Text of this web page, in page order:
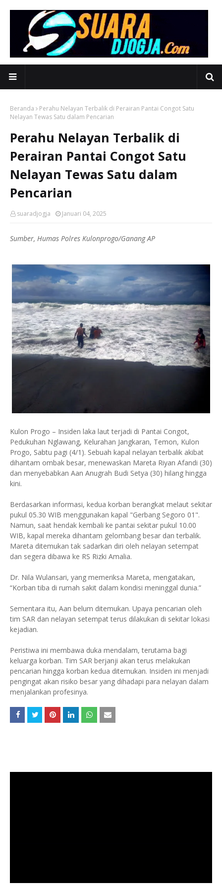
Beranda
Perahu Nelayan Terbalik di Perairan Pantai Congot Satu
Nelayan Tewas Satu dalam Pencarian
Perahu Nelayan Terbalik di
Perairan Pantai Congot Satu
Nelayan Tewas Satu dalam
Pencarian
suaradjogja Januari 04, 2025
Sumber, Humas Polres Kulonprogo/Ganang AP
Kulon Progo – Insiden laka laut terjadi di Pantai Congot,
Pedukuhan Nglawang, Kelurahan Jangkaran, Temon, Kulon
Progo, Sabtu pagi (4/1). Sebuah kapal nelayan terbalik akibat
dihantam ombak besar, menewaskan Mareta Riyan Afandi (30)
dan menyebabkan Aan Anugrah Budi Setya (30) hilang hingga
kini.
Berdasarkan informasi, kedua korban berangkat melaut sekitar
pukul 05.30 WIB menggunakan kapal "Gerbang Segoro 01".
Namun, saat hendak kembali ke pantai sekitar pukul 10.00
WIB, kapal mereka dihantam gelombang besar dan terbalik.
Mareta ditemukan tak sadarkan diri oleh nelayan setempat
dan segera dibawa ke RS Rizki Amalia.
Dr. Nila Wulansari, yang memeriksa Mareta, mengatakan,
“Korban tiba di rumah sakit dalam kondisi meninggal dunia.”
Sementara itu, Aan belum ditemukan. Upaya pencarian oleh
tim SAR dan nelayan setempat terus dilakukan di sekitar lokasi
kejadian.
Peristiwa ini membawa duka mendalam, terutama bagi
keluarga korban. Tim SAR berjanji akan terus melakukan
pencarian hingga korban kedua ditemukan. Insiden ini menjadi
pengingat akan risiko besar yang dihadapi para nelayan dalam
menjalankan profesinya.